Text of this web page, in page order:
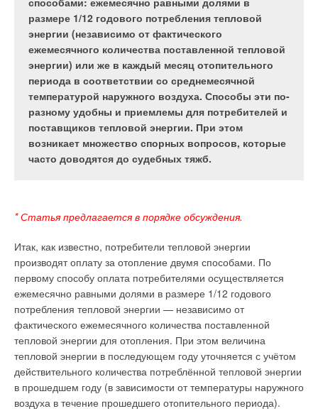
размере 1/12 годового потребления тепловой
энергии (независимо от фактического
ежемесячного количества поставленной тепловой
энергии) или же в каждый месяц отопительного
периода в соответствии со среднемесячной
температурой наружного воздуха. Способы эти по-
разному удобны и приемлемы для потребителей и
поставщиков тепловой энергии. При этом
возникает множество спорных вопросов, которые
часто доводятся до судебных тяжб.
* Статья предлагается в порядке обсуждения.
Итак, как известно, потребители тепловой энергии
производят оплату за отопление двумя способами. По
первому способу оплата потребителями осуществляется
ежемесячно равными долями в размере 1/12 годового
потребления тепловой энергии — независимо от
фактического ежемесячного количества поставленной
тепловой энергии для отопления. При этом величина
тепловой энергии в последующем году уточняется с учётом
действительного количества потреблённой тепловой энергии
в прошедшем году (в зависимости от температуры наружного
воздуха в течение прошедшего отопительного периода).
периода.
* Автор выражает признательность социальным
партнёрам и студентам, предоставившим
статистические данные и фотоматериалы.
Система теплоснабжения (СТ) населённого пункта —
сложное многоэлементное техническое сооружение, при
выходе из строя элементов или системы в целом она
В этом случае считается, что система теплоснабжения не
выполнила задачу по бесперебойному снабжению тепла
потребителю и, как следствие, в течение отопительного
периода СТ рассматривается как «перемонтируемая».
свойствами. Выполнен расчёт, показывающий
принцип создания устройства работающего от
одного источника тепла, — монотермической
установки. Определена область применения
монотермической установки.
* Статья предлагается в порядке обсуждения. Мнение
редакции журнала, основанное на классической научной
школе, может не совпадать с мнением автора.
энергоносителям. Окружающее тепло — неисчерпаемый вид
топлива. Создаём установку с таким топливом.
Соединяем вместе тепловой насос и тепловой двигатель
способом, указанным в учебнике (например, [1]), как это
показано на рис. 1. Минуя все теоретические изыскания,
диапазон температур определяем от –30 до +20 °C.